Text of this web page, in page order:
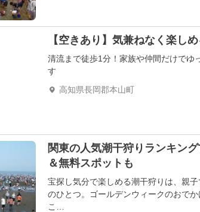
【空きあり】気兼ねなく楽し
清流まで徒歩1分！家族や仲間だけでゆ
す
高知県長岡郡本山町
関東の人気潮干狩りランキン
＆無料スポットも
宝探し気分で楽しめる潮干狩りは、親
のひとつ。ゴールデンウィークのおで
こ…